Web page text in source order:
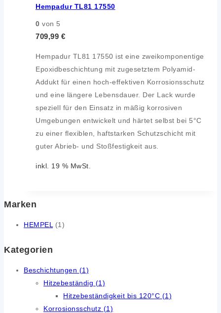
Hempadur TL81 17550
0 von 5
709,99 €
Hempadur TL81 17550 ist eine zweikomponentige
Epoxidbeschichtung mit zugesetztem Polyamid-
Addukt für einen hoch-effektiven Korrosionsschutz
und eine längere Lebensdauer. Der Lack wurde
speziell für den Einsatz in mäßig korrosiven
Umgebungen entwickelt und härtet selbst bei 5°C
zu einer flexiblen, haftstarken Schutzschicht mit
guter Abrieb- und Stoßfestigkeit aus.
inkl. 19 % MwSt.
Marken
HEMPEL (1)
Kategorien
Beschichtungen (1)
Hitzebeständig (1)
Hitzebeständigkeit bis 120°C (1)
Korrosionsschutz (1)